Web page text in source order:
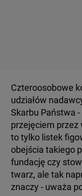
Czteroosobowe
udziałów
Skarbu Państwa
przejęciem przez
to tylko listek
obejścia takiego
fundację czy
twarz, ale tak
znaczy - uważa